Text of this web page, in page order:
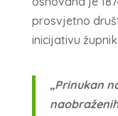
prosvjetno
inicijativu
„Prinukan